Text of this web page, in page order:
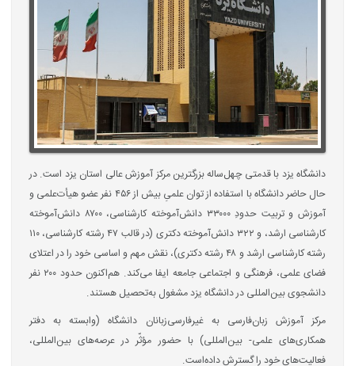
دانشگاه یزد با قدمتی چهل‌ساله بزرگترین مرکز آموزش عالی استان یزد است. در
حال حاضر دانشگاه با استفاده از توان علمیِ بیش از ۴۵۶ نفر عضو هیأت‌علمی و
آموزش و تربیت حدودِ ۳۳۰۰۰ دانش‌آموخته کارشناسی، ۸۷۰۰ دانش‌آموخته
کارشناسی ارشد، و ۳۲۲ دانش‌آموخته دکتری (در قالب ۴۷ رشته کارشناسی، ۱۱۰
رشته کارشناسی ارشد و ۴۸ رشته دکتری)، نقش مهم و اساسی خود را در اعتلای
فضای علمی، فرهنگی و اجتماعی جامعه ایفا می‌کند. هم‌اکنون حدود ۲۰۰ نفر
دانشجوی بین‌المللی در دانشگاه یزد مشغول به‌تحصیل هستند.
مرکز آموزش زبان‌فارسی به غیرفارسی‌زبانان دانشگاه (وابسته به دفتر
همکاری‌های علمی- بین‌المللی) با حضور مؤثّر در عرصه‌های بین‌المللی،
فعالیت‌های خود را گسترش داده‌است.